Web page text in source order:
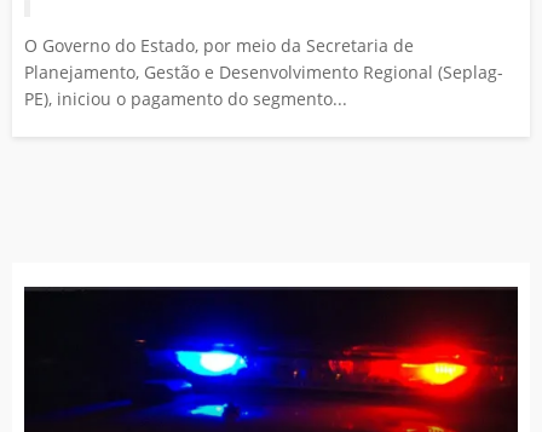
O Governo do Estado, por meio da Secretaria de
Planejamento, Gestão e Desenvolvimento Regional (Seplag-
PE), iniciou o pagamento do segmento...